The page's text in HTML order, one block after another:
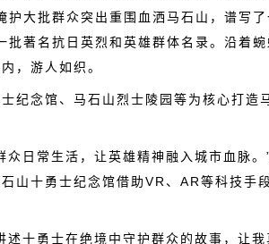
大批群众突出重围血洒马石山，谱写了
著名抗日英烈和英雄群体名录。沿着
，游人如织。
纪念馆、马石山烈士陵园等为核心打造
众日常生活，让英雄精神融入城市血脉
山十勇士纪念馆借助VR、AR等科技手
述十勇士在绝境中守护群众的故事，让